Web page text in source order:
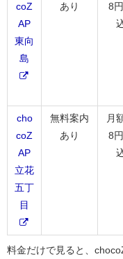
coZ
AP
東向
島
あり
8
cho
coZ
AP
立花
五丁
目
無料案内
あり
月
8
料金だけで見ると、